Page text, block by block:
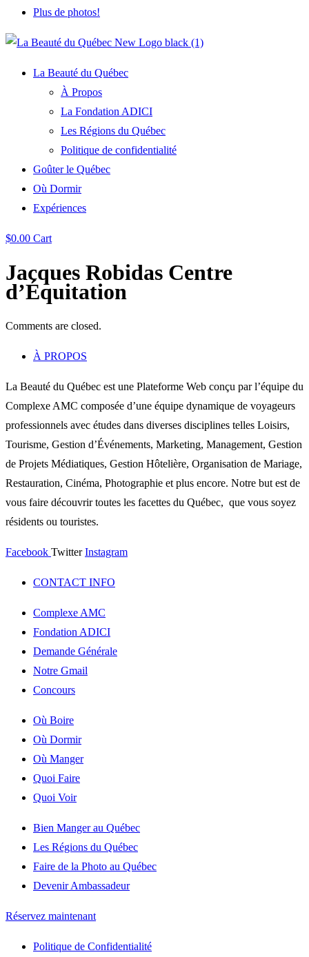
Plus de photos!
La Beauté du Québec
À Propos
La Fondation ADICI
Les Régions du Québec
Politique de confidentialité
Goûter le Québec
Où Dormir
Expériences
$0.00 Cart
Jacques Robidas Centre
d’Équitation
Comments are closed.
À PROPOS
La Beauté du Québec est une Plateforme Web conçu par l’équipe du
Complexe AMC composée d’une équipe dynamique de voyageurs
professionnels avec études dans diverses disciplines telles Loisirs,
Tourisme, Gestion d’Événements, Marketing, Management, Gestion
de Projets Médiatiques, Gestion Hôtelière, Organisation de Mariage,
Restauration, Cinéma, Photographie et plus encore. Notre but est de
vous faire découvrir toutes les facettes du Québec, que vous soyez
résidents ou touristes.
Facebook Twitter Instagram
CONTACT INFO
Complexe AMC
Fondation ADICI
Demande Générale
Notre Gmail
Concours
Où Boire
Où Dormir
Où Manger
Quoi Faire
Quoi Voir
Bien Manger au Québec
Les Régions du Québec
Faire de la Photo au Québec
Devenir Ambassadeur
Réservez maintenant
Politique de Confidentialité